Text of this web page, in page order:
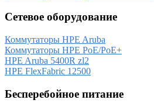
Сетевое оборудование
Коммутаторы HPE Aruba
Коммутаторы HPE PoE/PoE+
HPE Aruba 5400R zl2
HPE FlexFabric 12500
Бесперебойное питание